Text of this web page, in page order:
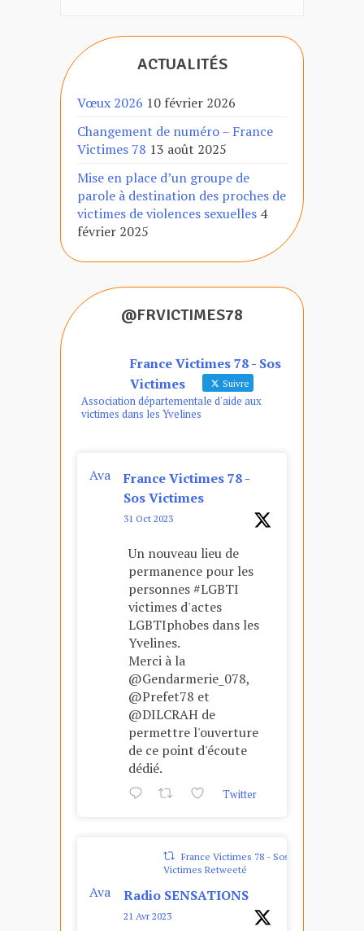
ACTUALITÉS
Vœux 2026 10 février 2026
Changement de numéro – France
Victimes 78 13 août 2025
Mise en place d’un groupe de
parole à destination des proches de
victimes de violences sexuelles 4
février 2025
@FRVICTIMES78
France Victimes 78 - Sos
Victimes
Suivre
Association départementale d'aide aux
victimes dans les Yvelines
Ava
France Victimes 78 -
Sos Victimes
31 Oct 2023
Un nouveau lieu de
permanence pour les
personnes #LGBTI
victimes d'actes
LGBTIphobes dans les
Yvelines.
Merci à la
@Gendarmerie_078,
@Prefet78 et
@DILCRAH de
permettre l'ouverture
de ce point d'écoute
dédié.
Twitter
France Victimes 78 - Sos
Victimes Retweeté
Ava
Radio SENSATIONS
21 Avr 2023